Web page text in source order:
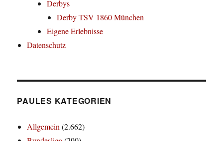
Derbys
Derby TSV 1860 München
Eigene Erlebnisse
Datenschutz
PAULES KATEGORIEN
Allgemein(2.662)